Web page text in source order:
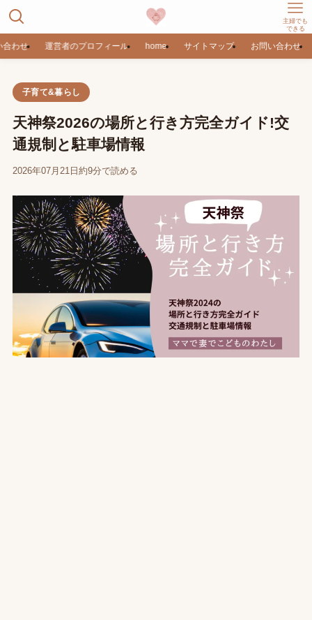
主婦でも
できる
合わせ 運営者のプロフィール home サイトマップ お問い合わせ
子育て&暮らし
天神祭2026の場所と行き方完全ガイド!交
通規制と駐車場情報
2026年07月21日 約9分で読める